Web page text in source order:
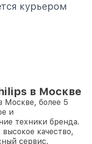
курьером
в Москве
Москве, более 5
и
техники бренда.
качество,
сервис.